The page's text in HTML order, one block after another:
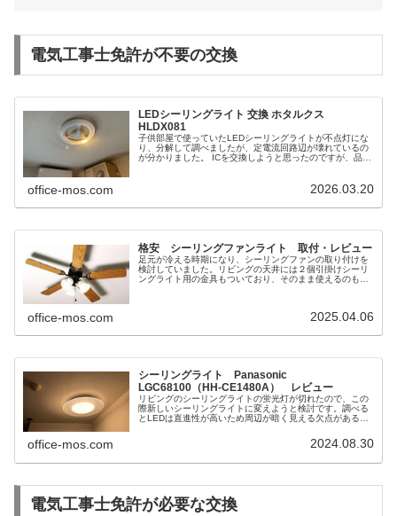
電気工事士免許が不要の交換
LEDシーリングライト 交換 ホタルクス
HLDX081
子供部屋で使っていたLEDシーリングライトが不点灯にな
り、分解して調べましたが、定電流回路辺が壊れているの
が分かりました。 ICを交換しようと思ったのですが、品番
ていたら日本メーカー（ホタルクス）のシーリングライト
office-mos.com 2026.03.20
格安 シーリングファンライト 取付・レビュー
足元が冷える時期になり、シーリングファンの取り付けを
検討していました。リビングの天井には２個引掛けシーリ
ングライト用の金具もついており、そのまま使えるのもポ
office-mos.com 2025.04.06
シーリングライト Panasonic
LGC68100（HH-CE1480A） レビュー
リビングのシーリングライトの蛍光灯が切れたので、この
際新しいシーリングライトに変えようと検討です。調べる
とLEDは直進性が高いため周辺が暗く見える欠点があるの
を探していました。やはりPanasonicにいいのがありまし
た。AIR Panel シリーズです。調光と調色ができる＆12畳
office-mos.com 2024.08.30
電気工事士免許が必要な交換